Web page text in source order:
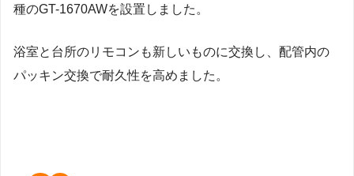
種のGT-1670AWを設置しました。
浴室と台所のリモコンも新しいものに交換し、配管内の
パッキン交換で耐久性を高めました。